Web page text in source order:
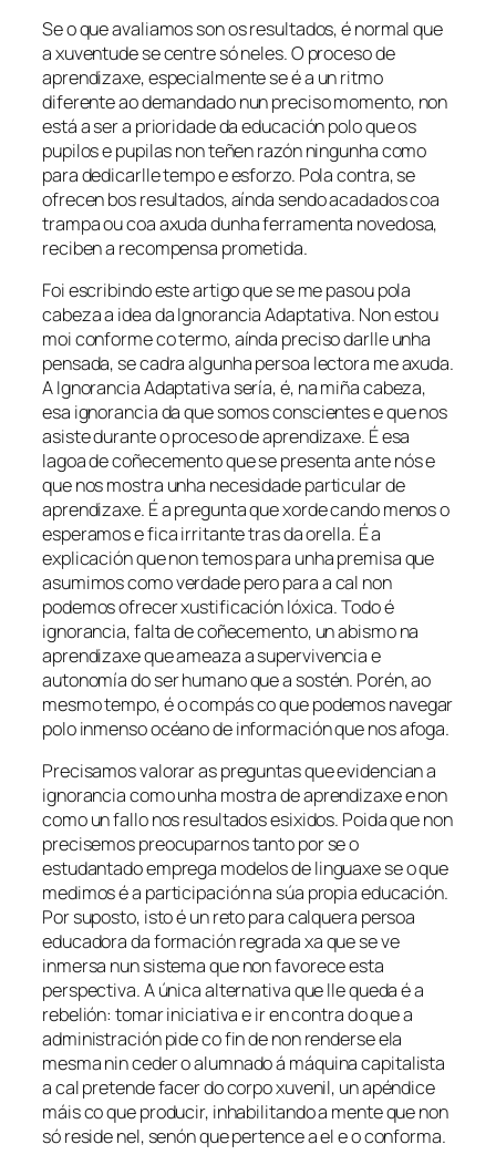
Se o que avaliamos son os resultados, é normal que
a xuventude se centre só neles. O proceso de
aprendizaxe, especialmente se é a un ritmo
diferente ao demandado nun preciso momento, non
está a ser a prioridade da educación polo que os
pupilos e pupilas non teñen razón ningunha como
para dedicarlle tempo e esforzo. Pola contra, se
ofrecen bos resultados, aínda sendo acadados coa
trampa ou coa axuda dunha ferramenta novedosa,
reciben a recompensa prometida.
Foi escribindo este artigo que se me pasou pola
cabeza a idea daIgnorancia Adaptativa. Non estou
moi conforme co termo, aínda preciso darlle unha
pensada, se cadra algunha persoa lectora me axuda.
AIgnorancia Adaptativa sería, é, na miña cabeza,
esa ignorancia da que somos conscientes e que nos
asiste durante o proceso de aprendizaxe. É esa
lagoa de coñecemento que se presenta ante nós e
que nos mostra unha necesidade particular de
aprendizaxe. É a pregunta que xorde cando menos o
esperamos e fica irritante tras da orella. É a
explicación que non temos para unha premisa que
asumimos como verdade pero para a cal non
podemos ofrecer xustificación lóxica. Todo é
ignorancia, falta de coñecemento, un abismo na
aprendizaxe que ameaza a supervivencia e
autonomía do ser humano que a sostén. Porén, ao
mesmo tempo, é o compás co que podemos navegar
polo inmenso océano de información que nos afoga.
Precisamos valorar as preguntas que evidencian a
ignorancia como unha mostra de aprendizaxe e non
como un fallo nos resultados esixidos. Poida que non
precisemos preocuparnos tanto por se o
estudantado emprega modelos de linguaxe se o que
medimos é a participación na súa propia educación.
Por suposto, isto é un reto para calquera persoa
educadora da formación regrada xa que se ve
inmersa nun sistema que non favorece esta
perspectiva. A única alternativa que lle queda é a
rebelión: tomar iniciativa e ir en contra do que a
administración pide co fin de non renderse ela
mesma nin ceder o alumnado á máquina capitalista
a cal pretende facer do corpo xuvenil, un apéndice
máis co que producir, inhabilitando a mente que non
só reside nel, senón que pertence a el e o conforma.